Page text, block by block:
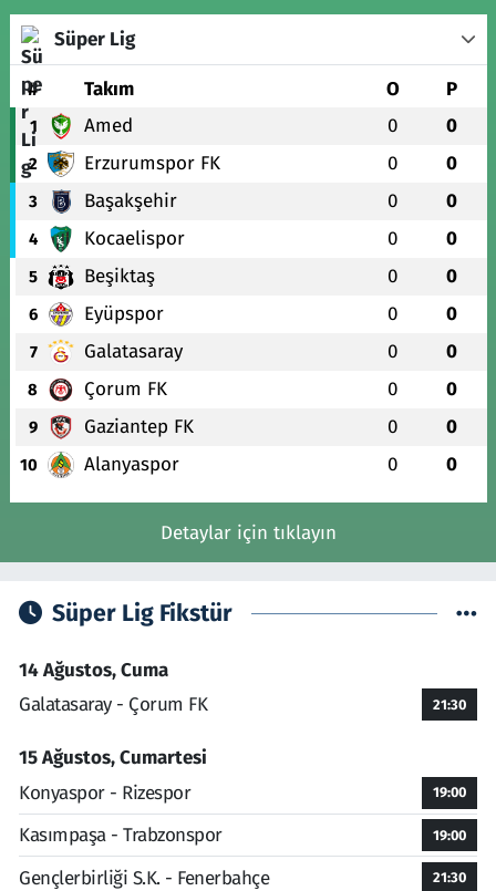
Süper Lig
# Takım O P
1 Amed 0 0
2 Erzurumspor FK 0 0
3 Başakşehir 0 0
4 Kocaelispor 0 0
5 Beşiktaş 0 0
6 Eyüpspor 0 0
7 Galatasaray 0 0
8 Çorum FK 0 0
9 Gaziantep FK 0 0
10 Alanyaspor 0 0
Detaylar için tıklayın
Süper Lig Fikstür
14 Ağustos, Cuma
Galatasaray - Çorum FK
21:30
15 Ağustos, Cumartesi
Konyaspor - Rizespor
19:00
Kasımpaşa - Trabzonspor 19:00
Gençlerbirliği S.K. - Fenerbahçe 21:30